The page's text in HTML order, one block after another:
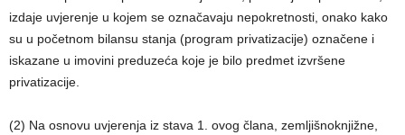
izdaje uvjerenje u kojem se označavaju nepokretnosti, onako kako
su u početnom bilansu stanja (program privatizacije) označene i
iskazane u imovini preduzeća koje je bilo predmet izvršene
privatizacije.
(2) Na osnovu uvjerenja iz stava 1. ovog člana, zemljišnoknjižne,